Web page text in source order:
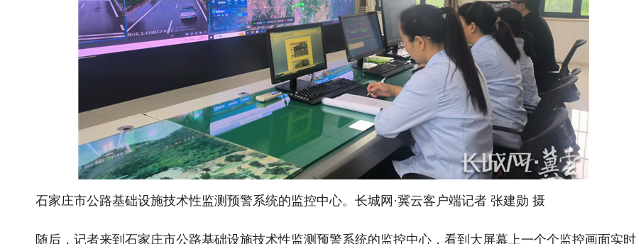
石家庄市公路基础设施技术性监测预警系统的监控中心。长城网·冀云客户端记者 张建勋 摄
随后，记者来到石家庄市公路基础设施技术性监测预警系统的监控中心，看到大屏幕上一个个监控画面实